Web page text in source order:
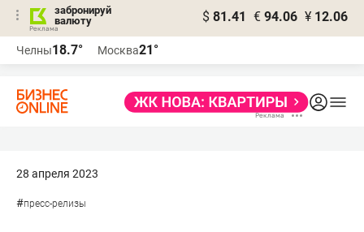
забронируй
валюту
$ 81.41 € 94.06 ¥ 12.06
Челны18.7° Москва21°
28 апреля 2023
#пресс-релизы